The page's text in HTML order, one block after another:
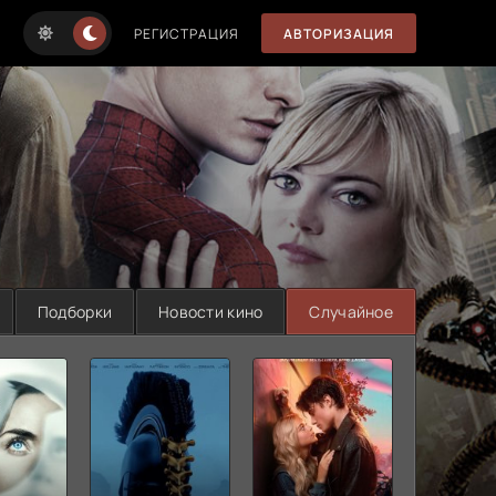
РЕГИСТРАЦИЯ АВТОРИЗАЦИЯ
Подборки Новости кино Случайное